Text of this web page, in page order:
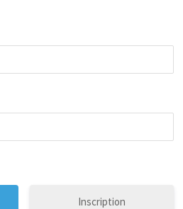
Inscription